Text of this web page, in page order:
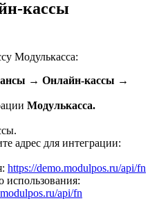
кассы
Модулькасса:
→ Онлайн-кассы →
Модулькасса.
адрес для интеграции:
https://demo.modulpos.ru/api/fn
использования:
api/fn